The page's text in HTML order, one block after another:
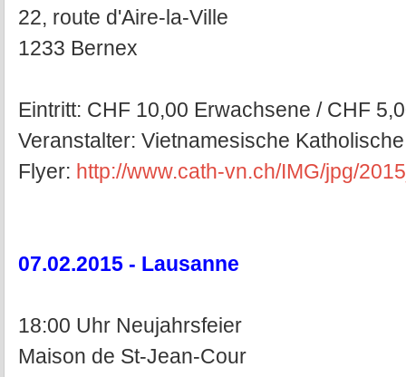
22, route d'Aire-la-Ville
1233 Bernex
Eintritt: CHF 10,00 Erwachsene / CHF
Veranstalter: Vietnamesische
Flyer: http://www.cath-vn.ch/IMG/jpg/
07.02.2015 - Lausanne
18:00 Uhr Neujahrsfeier
Maison de St-Jean-Cour